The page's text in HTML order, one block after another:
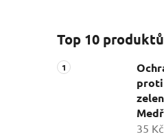
Top 10 produktů
proti
35 Kč